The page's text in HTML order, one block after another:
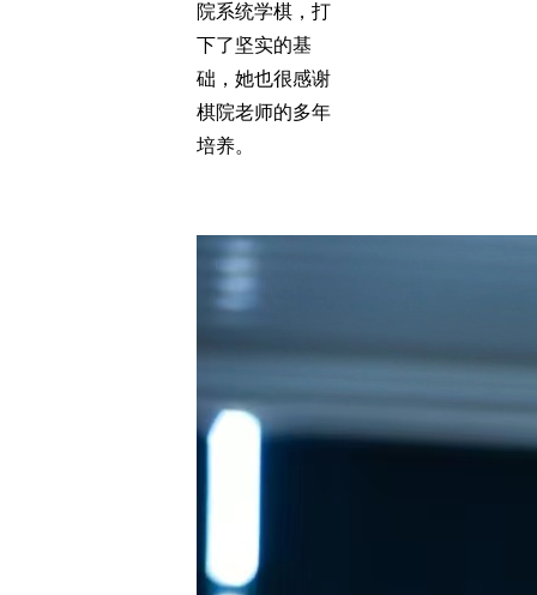
院系统学棋，打
下了坚实的基
础，她也很感谢
棋院老师的多年
培养。